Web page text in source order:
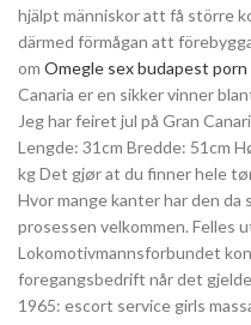
hjälpt människor att få större
därmed förmågan att
om Omegle sex budapest
Canaria er en sikker vinner
Jeg har feiret jul på Gran
Lengde: 31cm Bredde: 51cm
kg Det gjør at du finner hele
Hvor mange kanter har den da
prosessen velkommen. Felles
Lokomotivmannsforbundet
foregangsbedrift når det
1965: escort service girls